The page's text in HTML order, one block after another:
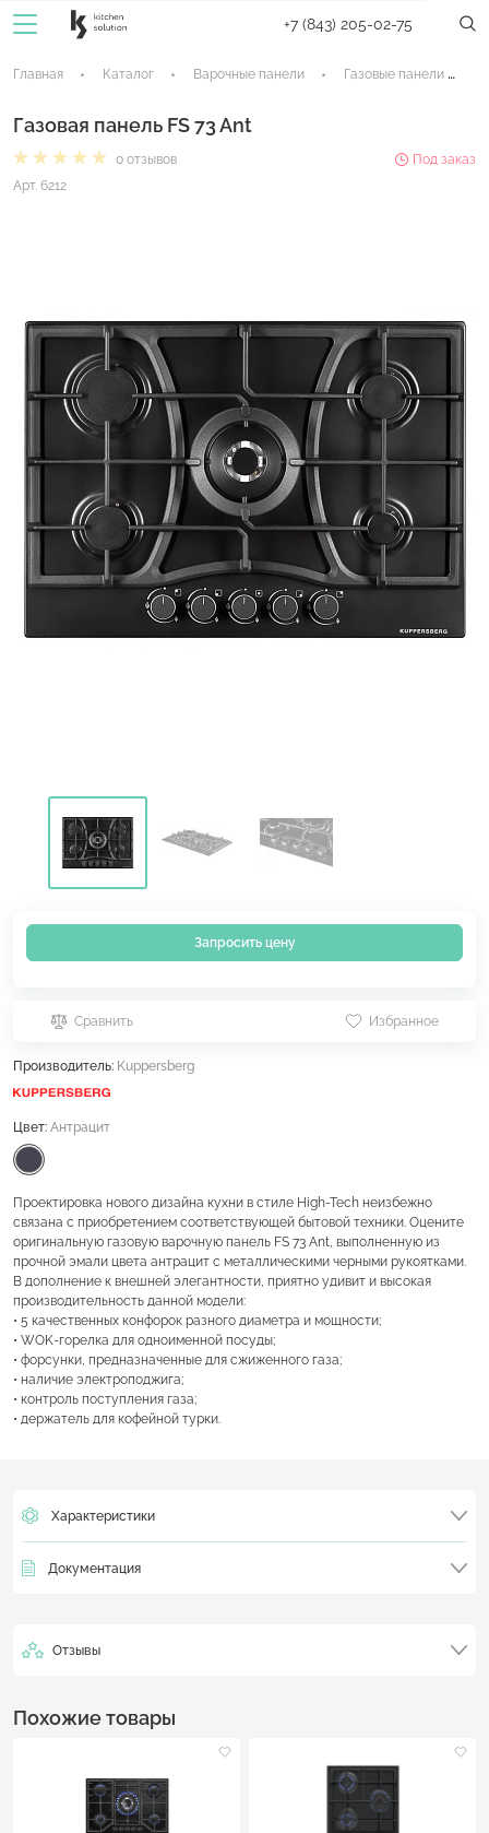
+7 (843) 205-02-75
Главная Каталог Варочные панели Газовые панели
Газовая панель FS 73 Ant
0 отзывов
Под заказ
Арт. 6212
Запросить цену
Сравнить Избранное
Производитель: Kuppersberg
Цвет: Антрацит
Проектировка нового дизайна кухни в стиле High-Tech неизбежно
связана с приобретением соответствующей бытовой техники. Оцените
оригинальную газовую варочную панель FS 73 Ant, выполненную из
прочной эмали цвета антрацит с металлическими черными рукоятками.
В дополнение к внешней элегантности, приятно удивит и высокая
производительность данной модели:
• 5 качественных конфорок разного диаметра и мощности;
• WOK-горелка для одноименной посуды;
• форсунки, предназначенные для сжиженного газа;
• наличие электроподжига;
• контроль поступления газа;
• держатель для кофейной турки.
Характеристики
Документация
Отзывы
Похожие товары